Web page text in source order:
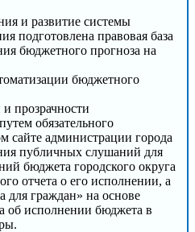
и развитие системы
подготовлена правовая база
бюджетного прогноза на
бюджетного
прозрачности
обязательного
сайте администрации города
публичных слушаний для
бюджета городского округа
отчета о его исполнении, а
для граждан» на основе
об исполнении бюджета в